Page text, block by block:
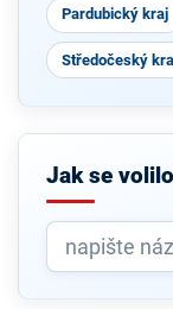
Pardubický kraj
Středočeský
Jak se